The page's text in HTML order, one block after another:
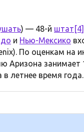
) — 48-й штат [4]
и Нью-Мексико
По оценкам на
Аризона занимает
летнее время года.